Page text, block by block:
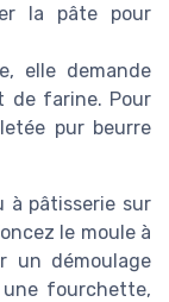
la pâte pour
elle demande
de farine. Pour
pur beurre
à pâtisserie sur
le moule à
un démoulage
fourchette,